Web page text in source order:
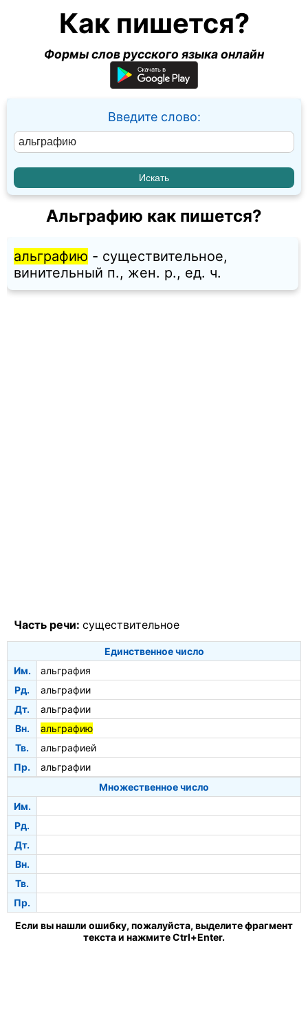
Как пишется?
Формы слов русского языка онлайн
Введите слово:
Альграфию как пишется?
альграфию - существительное,
винительный п., жен. p., ед. ч.
Часть речи: существительное
Единственное число
Им.
альграфия
Рд.
альграфии
Дт.
альграфии
Вн.
альграфию
Тв.
альграфией
Пр.
альграфии
Множественное число
Им.
Рд.
Дт.
Вн.
Тв.
Пр.
Если вы нашли ошибку, пожалуйста, выделите фрагмент
текста и нажмите Ctrl+Enter.